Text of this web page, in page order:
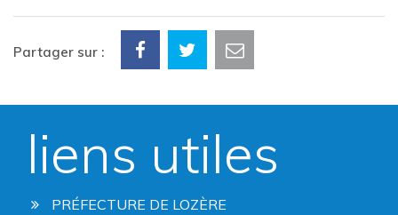
Partager sur :
liens utiles
PRÉFECTURE DE LOZÈRE